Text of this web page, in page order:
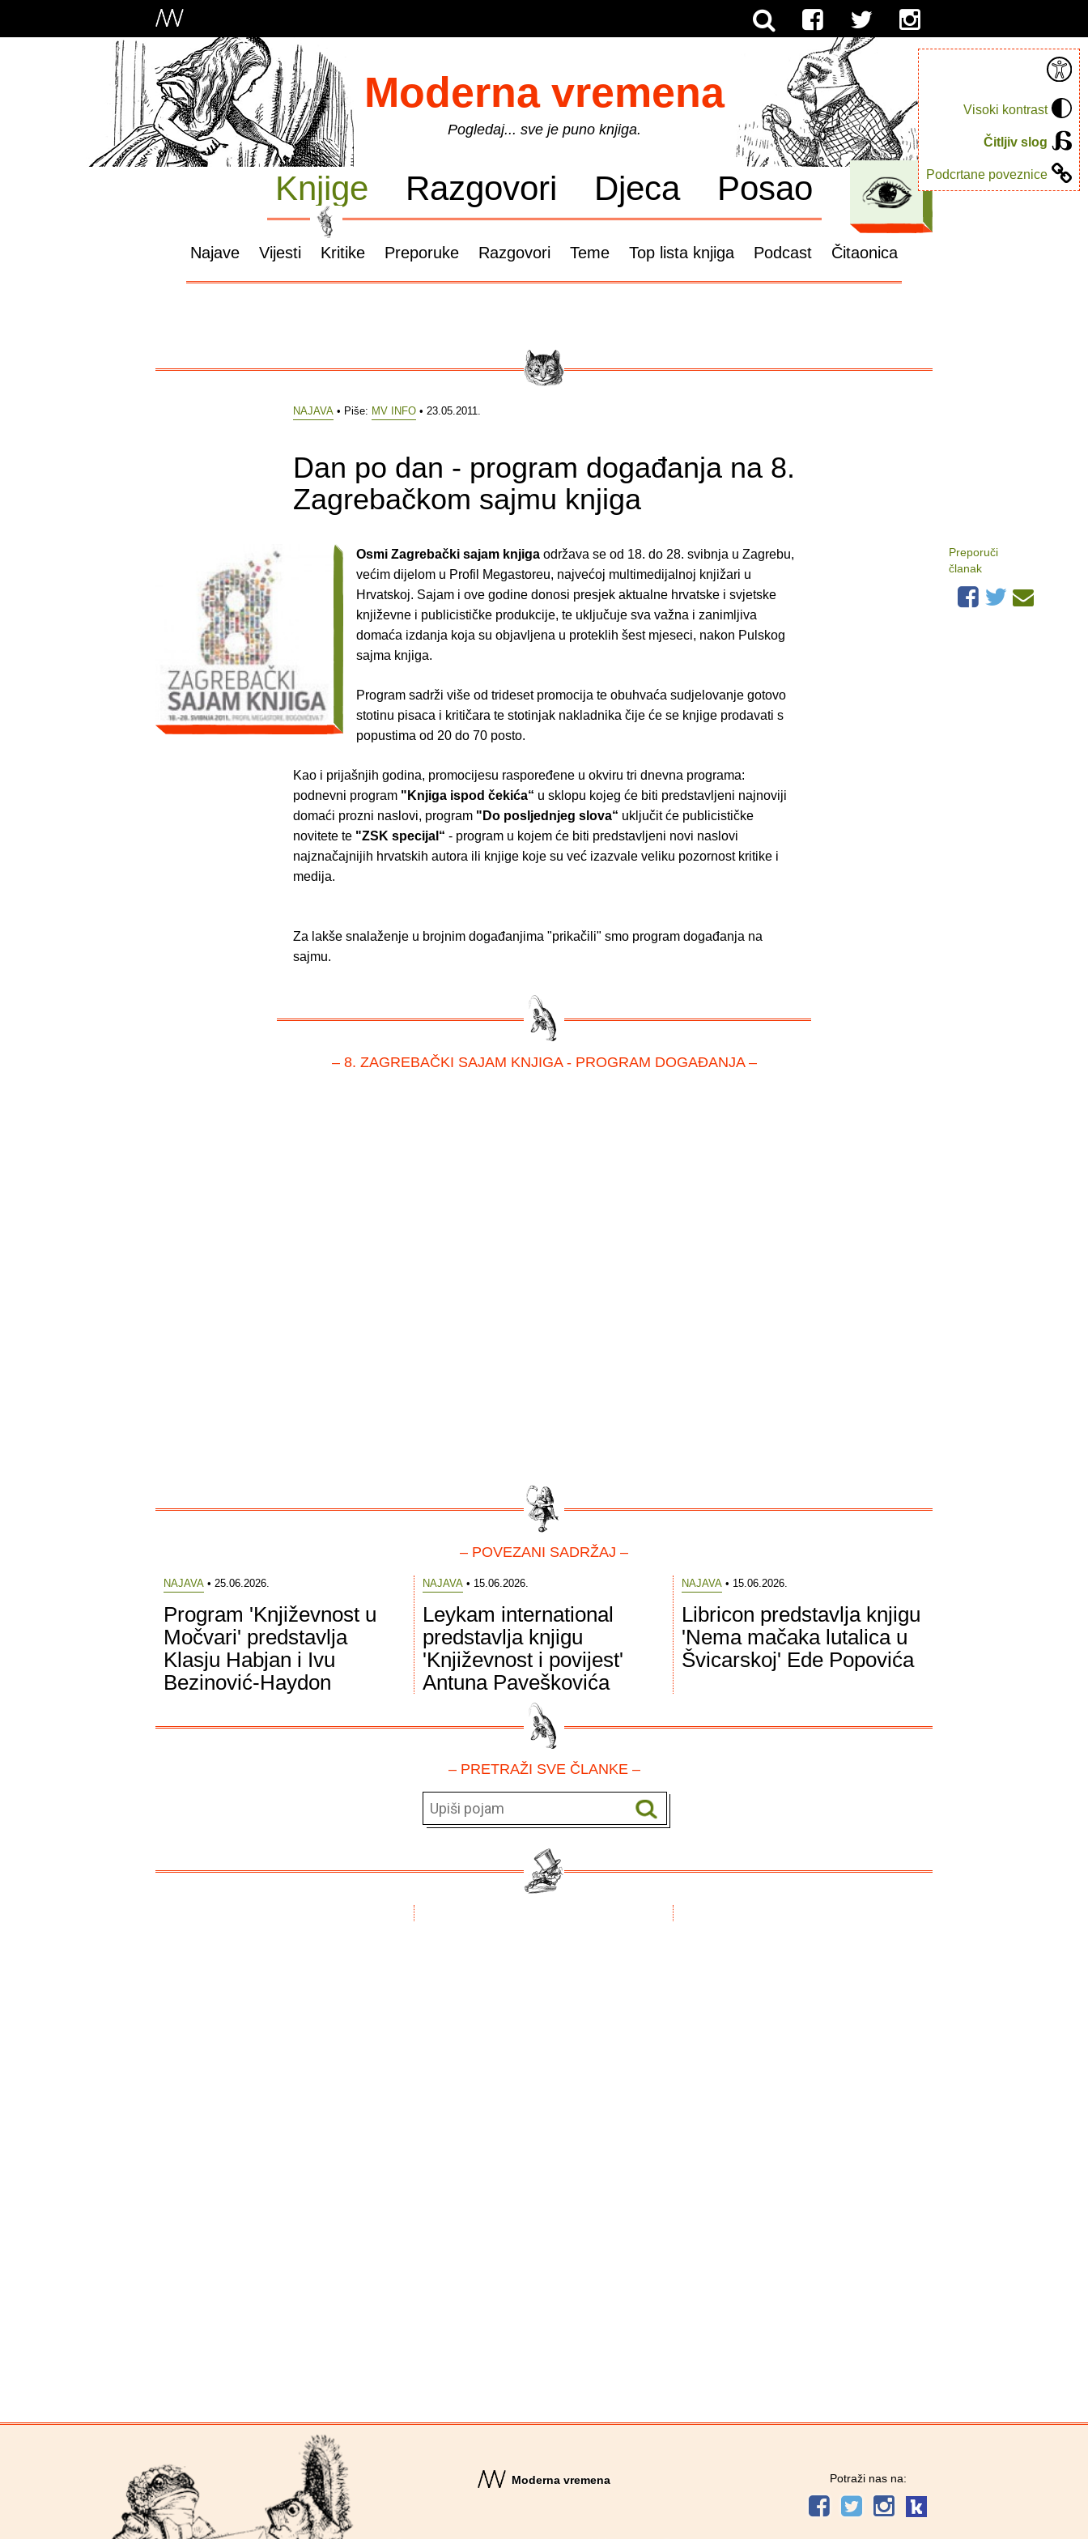
Visoki kontrast
Čitljiv slog
Podcrtane poveznice
Moderna vremena
Pogledaj... sve je puno knjiga.
Knjige Razgovori Djeca Posao
Najave Vijesti Kritike Preporuke Razgovori Teme Top lista knjiga Podcast Čitaonica
NAJAVA • Piše: MV INFO • 23.05.2011.
Dan po dan - program događanja na 8.
Zagrebačkom sajmu knjiga
Osmi Zagrebački sajam knjiga održava se od 18. do 28. svibnja u Zagrebu,
većim dijelom u Profil Megastoreu, najvećoj multimedijalnoj knjižari u
Hrvatskoj. Sajam i ove godine donosi presjek aktualne hrvatske i svjetske
književne i publicističke produkcije, te uključuje sva važna i zanimljiva
domaća izdanja koja su objavljena u proteklih šest mjeseci, nakon Pulskog
sajma knjiga.
Program sadrži više od trideset promocija te obuhvaća sudjelovanje gotovo
stotinu pisaca i kritičara te stotinjak nakladnika čije će se knjige prodavati s
popustima od 20 do 70 posto.
Kao i prijašnjih godina, promocijesu raspoređene u okviru tri dnevna programa:
podnevni program "Knjiga ispod čekića“ u sklopu kojeg će biti predstavljeni najnoviji
domaći prozni naslovi, program "Do posljednjeg slova“ uključit će publicističke
novitete te "ZSK specijal“ - program u kojem će biti predstavljeni novi naslovi
najznačajnijih hrvatskih autora ili knjige koje su već izazvale veliku pozornost kritike i
medija.
Za lakše snalaženje u brojnim događanjima "prikačili" smo program događanja na
sajmu.
– 8. ZAGREBAČKI SAJAM KNJIGA - PROGRAM DOGAĐANJA –
Preporuči
članak
– POVEZANI SADRŽAJ –
NAJAVA• 25.06.2026.
Program 'Književnost u
Močvari' predstavlja
Klasju Habjan i Ivu
Bezinović-Haydon
NAJAVA• 15.06.2026.
Leykam international
predstavlja knjigu
'Književnost i povijest'
Antuna Paveškovića
NAJAVA• 15.06.2026.
Libricon predstavlja knjigu
'Nema mačaka lutalica u
Švicarskoj' Ede Popovića
– PRETRAŽI SVE ČLANKE –
Moderna vremena Potraži nas na: